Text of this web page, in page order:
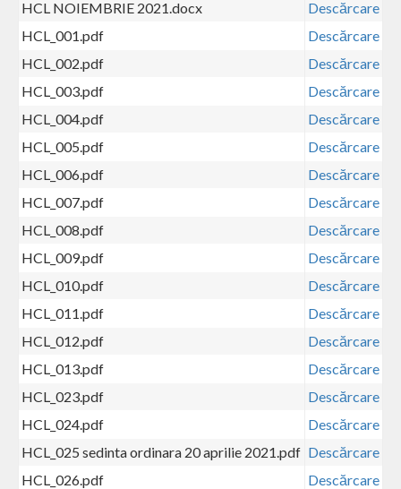
HCL NOIEMBRIE 2021.docx
Descărcare
HCL_001.pdf
Descărcare
HCL_002.pdf
Descărcare
HCL_003.pdf
Descărcare
HCL_004.pdf
Descărcare
HCL_005.pdf
Descărcare
HCL_006.pdf
Descărcare
HCL_007.pdf
Descărcare
HCL_008.pdf
Descărcare
HCL_009.pdf
Descărcare
HCL_010.pdf
Descărcare
HCL_011.pdf
Descărcare
HCL_012.pdf
Descărcare
HCL_013.pdf
Descărcare
HCL_023.pdf
Descărcare
HCL_024.pdf
Descărcare
HCL_025 sedinta ordinara 20 aprilie 2021.pdf Descărcare
HCL_026.pdf
Descărcare